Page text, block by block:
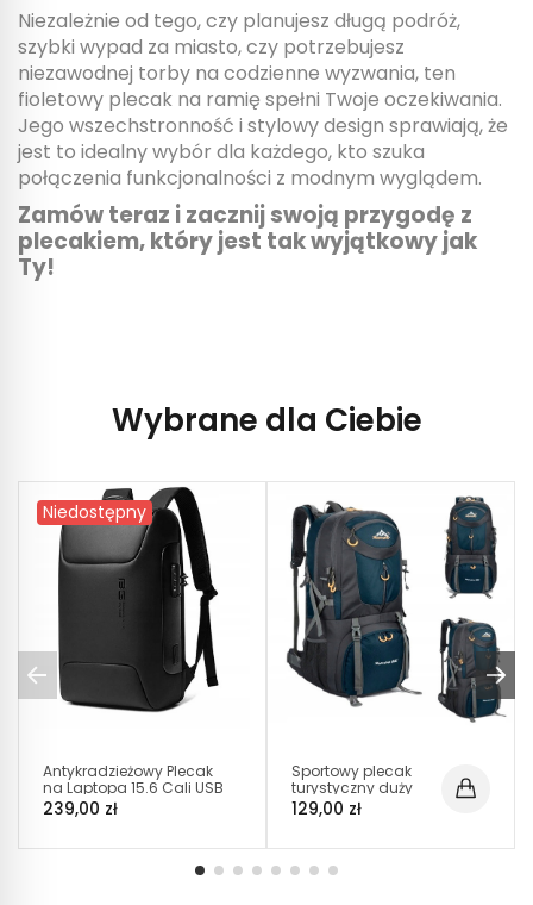
Niezależnie od tego, czy planujesz długą podróż,
szybki wypad za miasto, czy potrzebujesz
niezawodnej torby na codzienne wyzwania, ten
fioletowy plecak na ramię spełni Twoje oczekiwania.
Jego wszechstronność i stylowy design sprawiają, że
jest to idealny wybór dla każdego, kto szuka
połączenia funkcjonalności z modnym wyglądem.
Zamów teraz i zacznij swoją przygodę z
plecakiem, który jest tak wyjątkowy jak
Ty!
Wybrane dla Ciebie
Niedostępny
Antykradzieżowy Plecak
na Laptopa 15.6 Cali USB
C (I005)
239,00 zł
Sportowy plecak
turystyczny duży
60l M | 61 x 38 x 23
(i301)
129,00 zł